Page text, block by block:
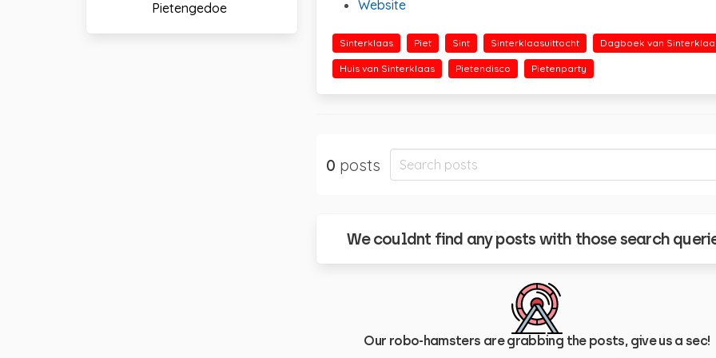
Pietengedoe Website
Sinterklaas Piet Sint Sinterklaasuittocht Dagboek van
Huis van Sinterklaas Pietendisco Pietenparty
0 posts
We couldnt find any posts with those search
Our robo-hamsters are grabbing the posts, give us a sec!